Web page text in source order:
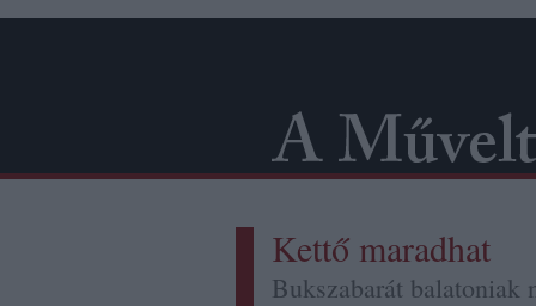
Kettő maradhat
Bukszabarát balatoniak